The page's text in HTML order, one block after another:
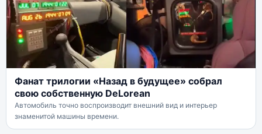
Фанат трилогии «Назад в будущее» собрал
свою собственную DeLorean
Автомобиль точно воспроизводит внешний вид и интерьер
знаменитой машины времени.